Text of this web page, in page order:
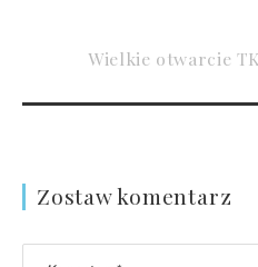
Wielkie otwarcie
Zostaw komentarz